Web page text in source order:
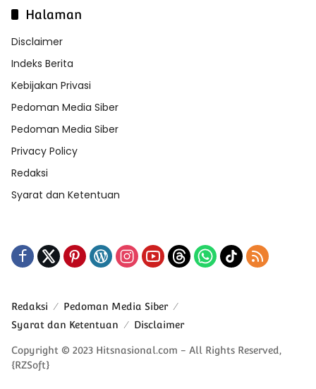
Halaman
Disclaimer
Indeks Berita
Kebijakan Privasi
Pedoman Media Siber
Pedoman Media Siber
Privacy Policy
Redaksi
Syarat dan Ketentuan
Redaksi
Pedoman Media Siber
Syarat dan Ketentuan
Disclaimer
Copyright © 2023 Hitsnasional.com - All Rights Reserved,
{RZSoft}